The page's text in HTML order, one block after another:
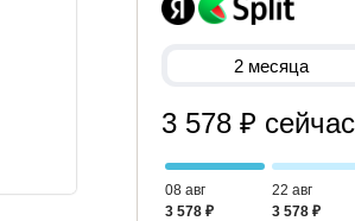
2 месяца
3 578 ₽ сейчас
08 авг
3 578 ₽
22 авг
3 578 ₽